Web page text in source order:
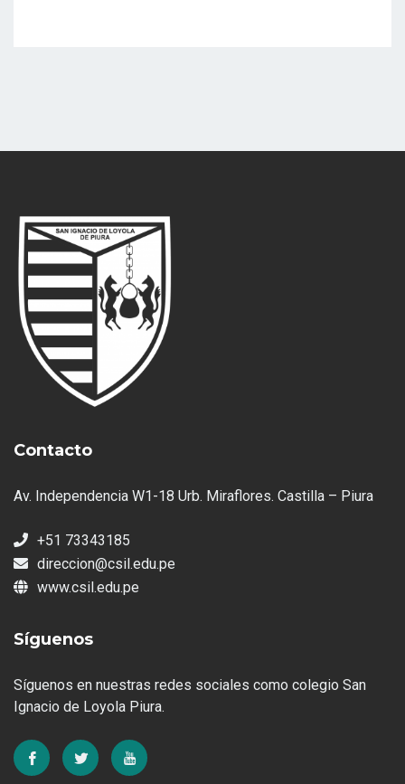
Contacto
Av. Independencia W1-18 Urb. Miraflores. Castilla – Piura
+51 73343185
direccion@csil.edu.pe
www.csil.edu.pe
Síguenos
Síguenos en nuestras redes sociales como colegio San
Ignacio de Loyola Piura.